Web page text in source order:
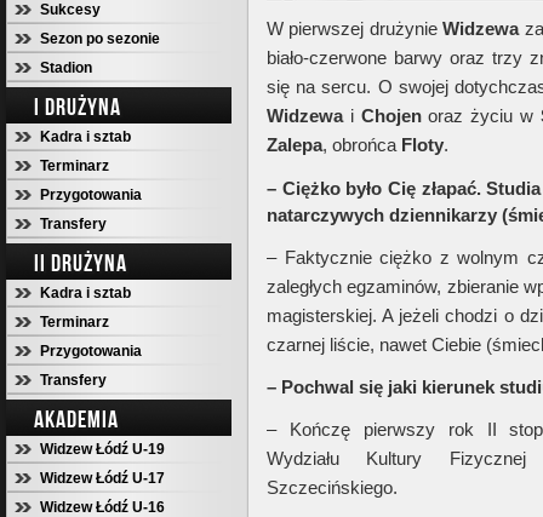
Sukcesy
Sezon po sezonie
Stadion
I DRUŻYNA
Kadra i sztab
Terminarz
Przygotowania
Transfery
II DRUŻYNA
Kadra i sztab
Terminarz
Przygotowania
Transfery
AKADEMIA
Widzew Łódź U-19
Widzew Łódź U-17
Widzew Łódź U-16
W pierwszej drużynieWidzewa
biało-czerwone barwy oraz trzy
się na sercu. O swojej
Widzewai Chojenoraz życiu w
Zalepa, obrońca Floty.
– Ciężko było Cię złapać.
natarczywych dziennikarzy
– Faktycznie ciężko z wolnym
zaległych egzaminów, zbieranie
magisterskiej. A jeżeli chodzi o
czarnej liście, nawet Ciebie
– Pochwal się jaki kierunek
– Kończę pierwszy rok II
Wydziału Kultury
Szczecińskiego.